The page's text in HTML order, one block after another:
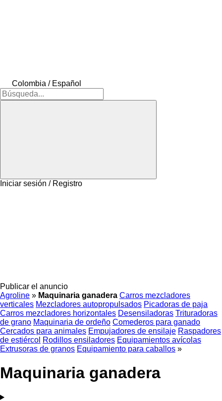
Colombia / Español
Iniciar sesión / Registro
Publicar el anuncio
Agroline » Maquinaria ganadera Carros mezcladores
verticales Mezcladores autopropulsados Picadoras de paja
Carros mezcladores horizontales Desensiladoras Trituradoras
de grano Maquinaria de ordeño Comederos para ganado
Cercados para animales Empujadores de ensilaje Raspadores
de estiércol Rodillos ensiladores Equipamientos avícolas
Extrusoras de granos Equipamiento para caballos »
Maquinaria ganadera